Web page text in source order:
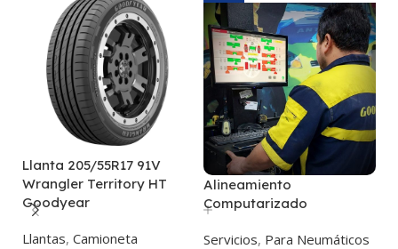
Llanta 205/55R17 91V
Wrangler Territory HT
Goodyear
Llantas, Camioneta
Alineamiento
Computarizado
Servicios, Para Neumáticos